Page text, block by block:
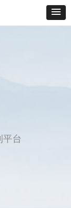
平台